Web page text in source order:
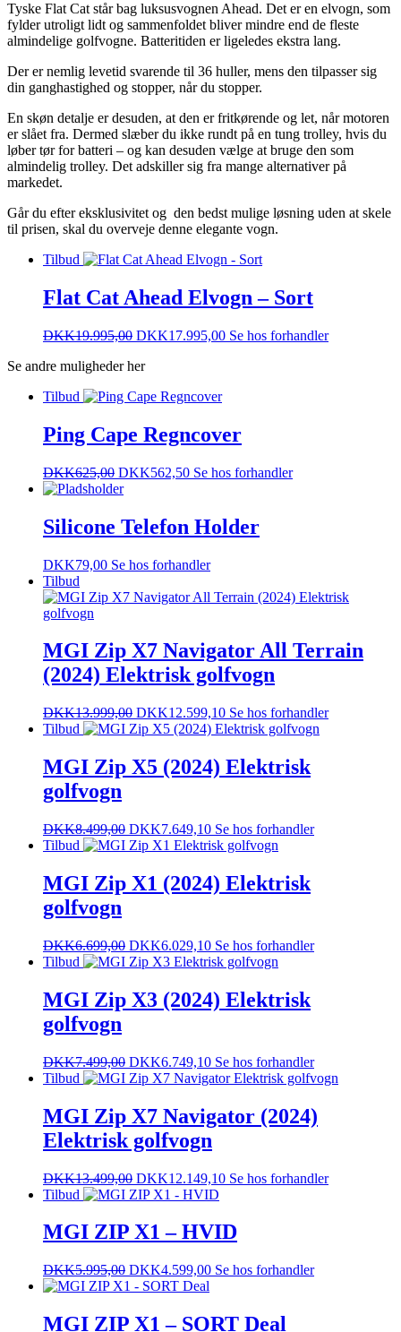
Tyske Flat Cat står bag luksusvognen Ahead. Det er en elvogn, som
fylder utroligt lidt og sammenfoldet bliver mindre end de fleste
almindelige golfvogne. Batteritiden er ligeledes ekstra lang.
Der er nemlig levetid svarende til 36 huller, mens den tilpasser sig
din ganghastighed og stopper, når du stopper.
En skøn detalje er desuden, at den er fritkørende og let, når motoren
er slået fra. Dermed slæber du ikke rundt på en tung trolley, hvis du
løber tør for batteri – og kan desuden vælge at bruge den som
almindelig trolley. Det adskiller sig fra mange alternativer på
markedet.
Går du efter eksklusivitet og den bedst mulige løsning uden at skele
til prisen, skal du overveje denne elegante vogn.
Tilbud
Flat Cat Ahead Elvogn – Sort
DKK19.995,00 DKK17.995,00 Se hos forhandler
Se andre muligheder her
Tilbud
Ping Cape Regncover
DKK625,00 DKK562,50 Se hos forhandler
Silicone Telefon Holder
DKK79,00 Se hos forhandler
Tilbud
MGI Zip X7 Navigator All Terrain
(2024) Elektrisk golfvogn
DKK13.999,00 DKK12.599,10 Se hos forhandler
Tilbud
MGI Zip X5 (2024) Elektrisk
golfvogn
DKK8.499,00 DKK7.649,10 Se hos forhandler
Tilbud
MGI Zip X1 (2024) Elektrisk
golfvogn
DKK6.699,00 DKK6.029,10 Se hos forhandler
Tilbud
MGI Zip X3 (2024) Elektrisk
golfvogn
DKK7.499,00 DKK6.749,10 Se hos forhandler
Tilbud
MGI Zip X7 Navigator (2024)
Elektrisk golfvogn
DKK13.499,00 DKK12.149,10 Se hos forhandler
Tilbud
MGI ZIP X1 – HVID
DKK5.995,00 DKK4.599,00 Se hos forhandler
MGI ZIP X1 – SORT Deal